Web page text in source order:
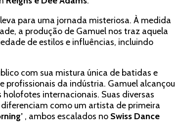
para uma jornada misteriosa. À medida
a produção de Gamuel nos traz aquela
de estilos e influências, incluindo
com sua mistura única de batidas e
profissionais da indústria. Gamuel alcançou
internacionais. Suas diversas
como um artista de primeira
, ambos escalados no Swiss Dance